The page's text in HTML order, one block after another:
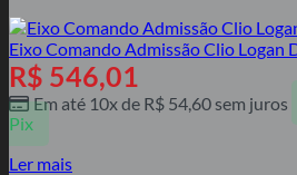
Eixo Comando Admissão Clio Logan
R$ 546,01
Em até 10x de R$ 54,60 sem juros
Pix
Ler mais